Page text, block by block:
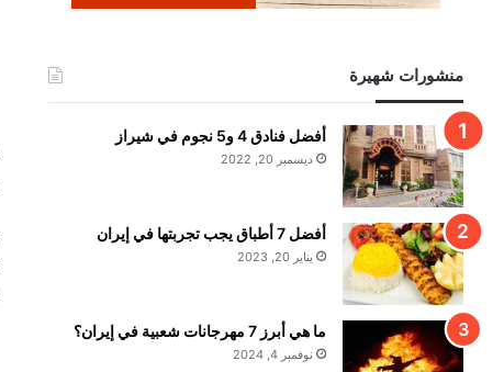
منشورات شهيرة
أفضل فنادق 4 و5 نجوم في شيراز
ديسمبر 20, 2022
أفضل 7 أطباق يجب تجربتها في إيران
يناير 20, 2023
ما هي أبرز 7 مهرجانات شعبية في إيران؟
نوفمبر 4, 2024